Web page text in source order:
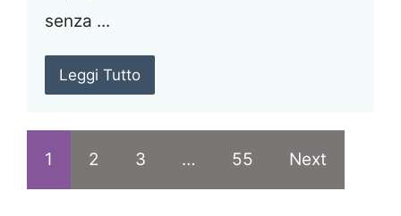
senza ...
Leggi Tutto
1 2 3 … 55 Next